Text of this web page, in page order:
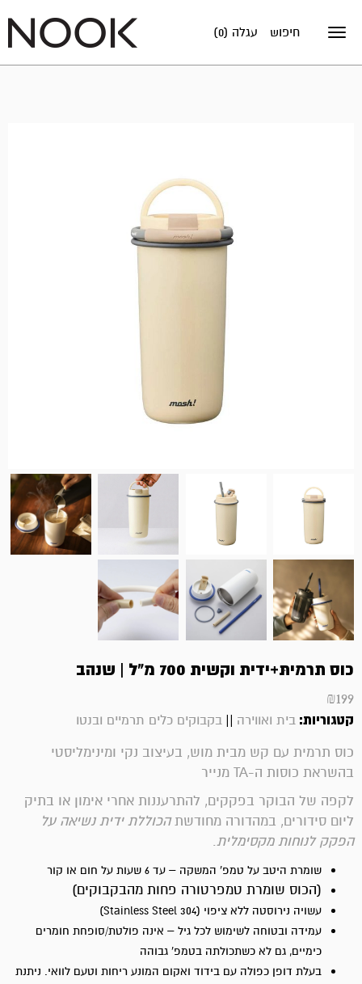
Toggle
עגלה (0) חיפוש
כוס תרמיתּ+ידית וקשית 700 מ"ל | שנהב
₪199
קטגוריות: בית ואווירה || בקבוקים כלים תרמיים ובנטו
כוס תרמית עם קש מבית מוש, בעיצוב נקי ומינימליסטי
בהשראת כוסות ה-TA מנייר
לקפה של הבוקר בפקקים, להתרעננות אחרי אימון או בתיק
ליום סידורים, במהדורה מחודשתהכוללת ידית נשיאה על
הפקק לנוחות מקסימלית.
שומרת היטב על טמפ' המשקה – עד 6 שעות על חום או קור
(הכוס שומרת טמפרטורה פחות מהבקבוקים)
עשויה נירוסטה ללא ציפוי (Stainless Steel 304)
עמידה ובטוחה לשימוש לכל גיל – אינה פולטת/סופחת חומרים
כימיים, גם לא כשתכולתה בטמפ' גבוהה
בעלת דופן כפולה עם בידוד ואקום המונע ריחות וטעם לוואי. ניתנת